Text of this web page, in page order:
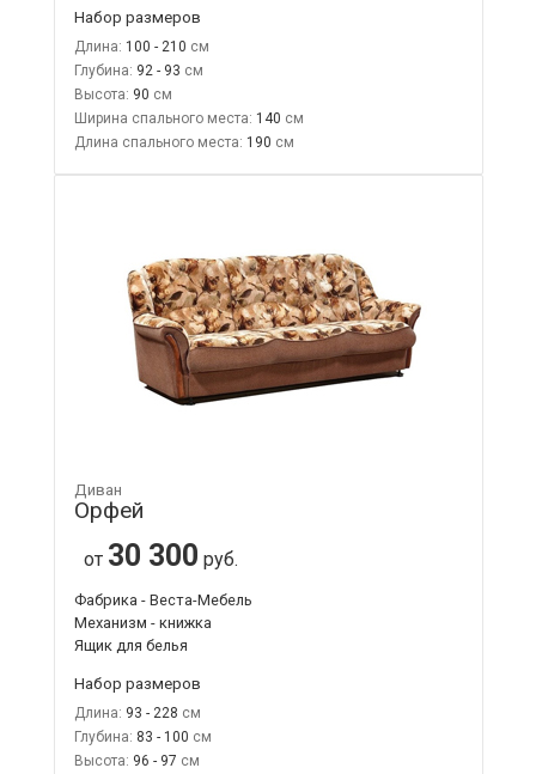
Набор размеров
Длина: 100 - 210
Глубина: 92 - 93
Высота: 90
Ширина спального места: 140
Длина спального места: 190
Диван
Орфей
от 30 300 руб.
Фабрика - Веста-Мебель
Механизм - книжка
Ящик для белья
Набор размеров
Длина: 93 - 228
Глубина: 83 - 100
Высота: 96 - 97